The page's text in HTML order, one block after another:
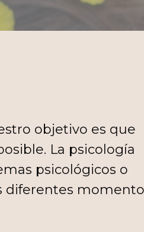
objetivo es que
La psicología
psicológicos o
diferentes